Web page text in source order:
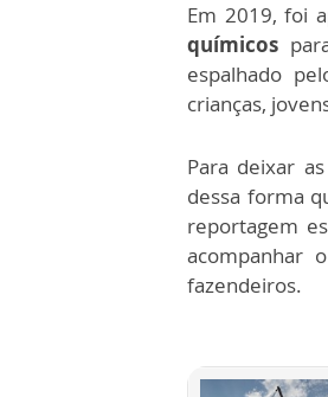
Em 2019, foi
químicos
espalhado
crianças,
Para deixar
dessa forma
reportagem
acompanhar
fazendeiros.